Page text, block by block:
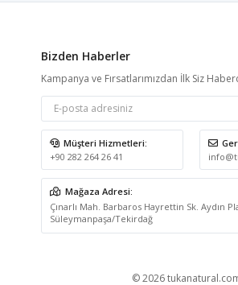
Bizden Haberler
Kampanya ve Fırsatlarımızdan İlk Siz
Müşteri Hizmetleri:
+90 282 264 26 41
Mağaza Adresi:
Çınarlı Mah. Barbaros Hayrettin Sk. Aydın
Süleymanpaşa/Tekirdağ
© 2026